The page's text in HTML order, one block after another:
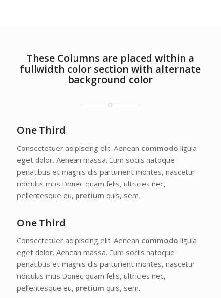
These Columns are placed within a
fullwidth color section with alternate
background color
One Third
Consectetuer adipiscing elit. Aenean commodo ligula
eget dolor. Aenean massa. Cum sociis natoque
penatibus et magnis dis parturient montes, nascetur
ridiculus mus.Donec quam felis, ultricies nec,
pellentesque eu, pretium quis, sem.
One Third
Consectetuer adipiscing elit. Aenean commodo ligula
eget dolor. Aenean massa. Cum sociis natoque
penatibus et magnis dis parturient montes, nascetur
ridiculus mus.Donec quam felis, ultricies nec,
pellentesque eu, pretium quis, sem.